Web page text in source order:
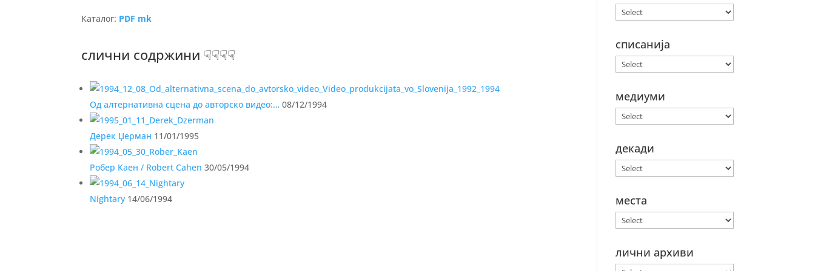
Каталог: PDF mk
слични содржини ☟☟☟☟
Од алтернативна сцена до авторско видео:… 08/12/1994
Дерек Џерман 11/01/1995
Робер Каен / Robert Cahen 30/05/1994
Nightary 14/06/1994
списанија
медиуми
декади
места
лични архиви